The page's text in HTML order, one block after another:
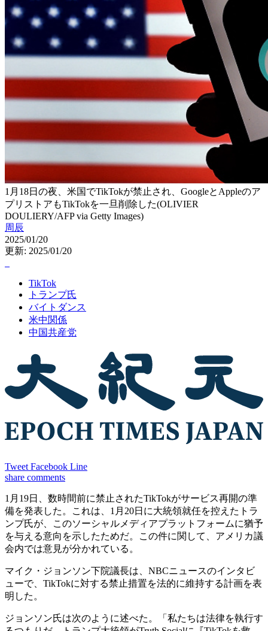
1月18日の夜、米国でTikTokが禁止され、GoogleとAppleのア
プリストアもTikTokを一旦削除した(OLIVIER
DOULIERY/AFP via Getty Images)
周辰
2025/01/20
更新: 2025/01/20
TikTok
トランプ氏
バイトダンス
米中関係
中国共産党
Tweet Facebook Line
share comments
1月19日、数時間前に禁止されたTikTokがサービス再開の準
備を発表した。これは、1月20日に大統領就任を控えたトラ
ンプ氏が、このソーシャルメディアプラットフォームに猶予
を与える意向を示したためだ。この件に関して、アメリカ議
会内では意見が分かれている。
マイク・ジョンソン下院議長は、NBCニュースのインタビ
ューで、TikTokに対する禁止措置を法的に維持する計画を表
明した。
ジョンソン氏は次のように述べた。「私たちは法律を執行す